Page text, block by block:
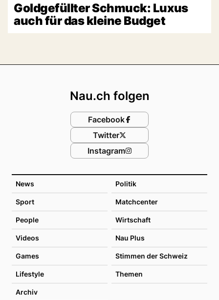
Goldgefüllter Schmuck: Luxus
auch für das kleine Budget
News Politik
Sport Matchcenter
People Wirtschaft
Videos Nau Plus
Games Stimmen der Schweiz
Lifestyle Themen
Archiv
Nau.ch folgen
Facebook
Twitter
Instagram